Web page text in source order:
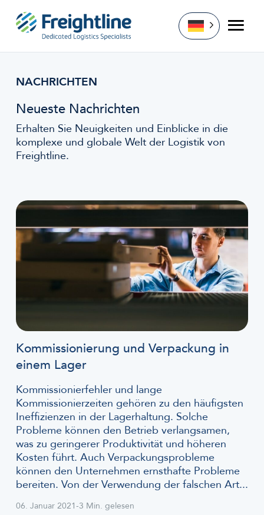
springen
NACHRICHTEN
Neueste Nachrichten
Erhalten Sie Neuigkeiten und Einblicke in die
komplexe und globale Welt der Logistik von
Freightline.
Kommissionierung und Verpackung in
einem Lager
Kommissionierfehler und lange
Kommissionierzeiten gehören zu den häufigsten
Ineffizienzen in der Lagerhaltung. Solche
Probleme können den Betrieb verlangsamen,
was zu geringerer Produktivität und höheren
Kosten führt. Auch Verpackungsprobleme
können den Unternehmen ernsthafte Probleme
bereiten. Von der Verwendung der falschen Art...
06. Januar 2021-3 Min. gelesen